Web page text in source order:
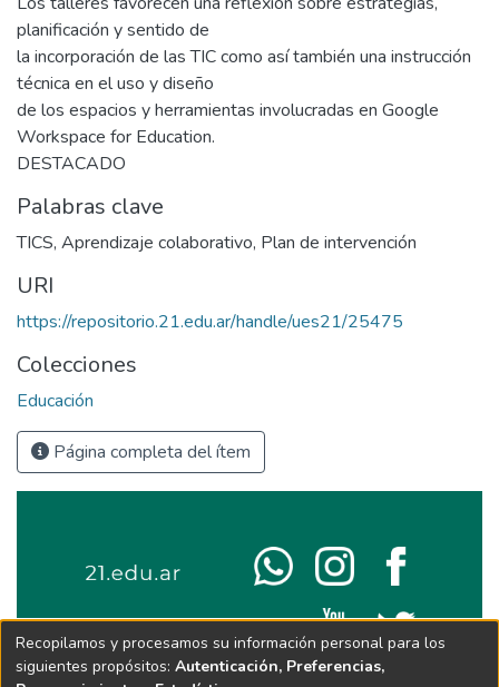
planificación y sentido de
la incorporación de las TIC como así también una instrucción
técnica en el uso y diseño
de los espacios y herramientas involucradas en Google
Workspace for Education.
DESTACADO
Palabras clave
TICS, Aprendizaje colaborativo, Plan de intervención
URI
https://repositorio.21.edu.ar/handle/ues21/25475
Colecciones
Educación
Página completa del ítem
Recopilamos y procesamos su información personal para los
siguientes propósitos: Autenticación, Preferencias,